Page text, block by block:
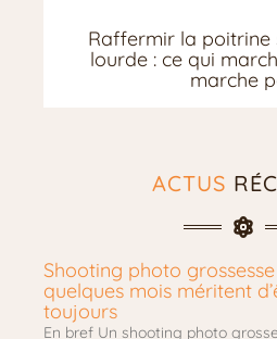
Raffermir la poitrine
lourde : ce qui
marche
ACTUS
Shooting photo
quelques mois méritent
toujours
En bref Un shooting photo